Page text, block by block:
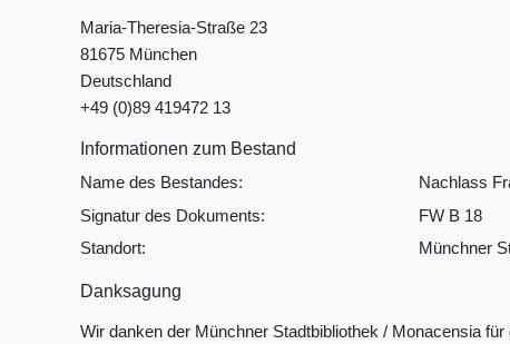
Maria-Theresia-Straße 23
81675 München
Deutschland
+49 (0)89 419472 13
Informationen zum Bestand
Name des Bestandes:
Nachlass
Signatur des Dokuments:
FW B 18
Standort:
Münchner
Danksagung
Wir danken der Münchner Stadtbibliothek / Monacensia